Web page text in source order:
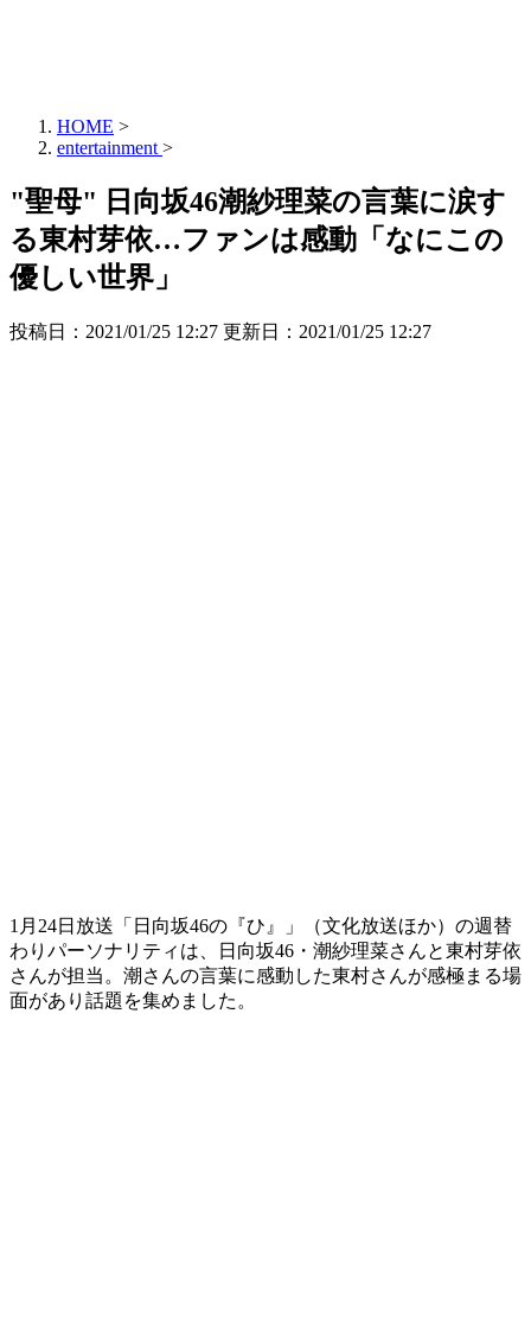
HOME >
entertainment >
"聖母" 日向坂46潮紗理菜の言葉に涙す
る東村芽依…ファンは感動「なにこの
優しい世界」
投稿日：2021/01/25 12:27 更新日： 2021/01/25 12:27
1月24日放送「日向坂46の『ひ』」（文化放送ほか）の週替
わりパーソナリティは、日向坂46・潮紗理菜さんと東村芽依
さんが担当。潮さんの言葉に感動した東村さんが感極まる場
面があり話題を集めました。